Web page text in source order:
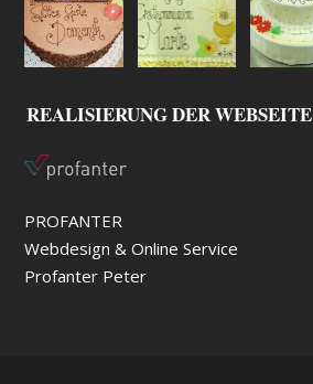
REALISIERUNG DER WEBSEITE
PROFANTER
Webdesign & Online Service
Profanter Peter